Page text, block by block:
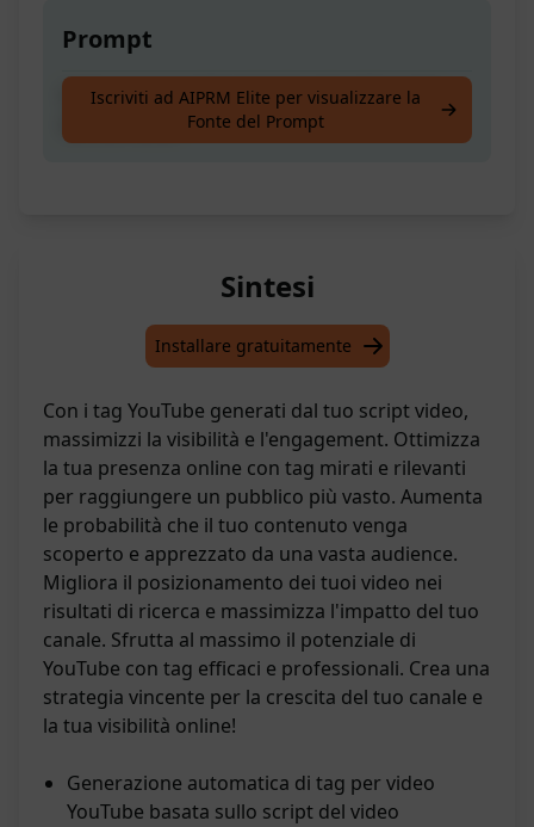
Prompt
Genera tag per Youtube basati sullo script
Iscriviti ad AIPRM Elite per visualizzare la
Fonte del Prompt
Sintesi
Installare gratuitamente
Con i tag YouTube generati dal tuo script video,
massimizzi la visibilità e l'engagement. Ottimizza
la tua presenza online con tag mirati e rilevanti
per raggiungere un pubblico più vasto. Aumenta
le probabilità che il tuo contenuto venga
scoperto e apprezzato da una vasta audience.
Migliora il posizionamento dei tuoi video nei
risultati di ricerca e massimizza l'impatto del tuo
canale. Sfrutta al massimo il potenziale di
YouTube con tag efficaci e professionali. Crea una
strategia vincente per la crescita del tuo canale e
la tua visibilità online!
Generazione automatica di tag per video
YouTube basata sullo script del video